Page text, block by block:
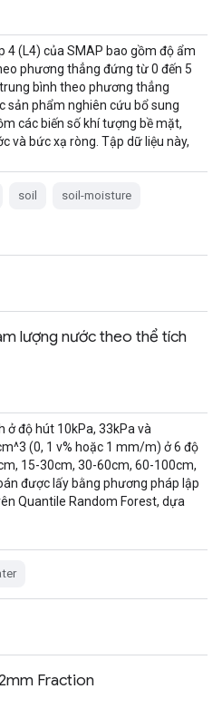
4 (L4) của SMAP bao gồm độ ẩm
phương thẳng đứng từ 0 đến 5
bình theo phương thẳng
sản phẩm nghiên cứu bổ sung
các biến số khí tượng bề mặt,
và bức xạ ròng. Tập dữ liệu này,
soil soil-moisture
lượng nước theo thể tích
ở độ hút 10kPa, 33kPa và
(0, 1 v% hoặc 1 mm/m) ở 6 độ
15-30cm, 30-60cm, 60-100cm,
được lấy bằng phương pháp lập
Quantile Random Forest, dựa
Fraction